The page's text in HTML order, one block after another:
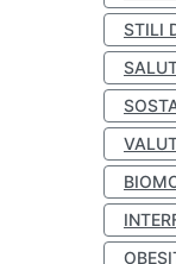
STILI